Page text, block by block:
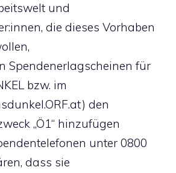
und
die dieses Vorhaben
Spendenerlagscheinen für
bzw. im
den
„Ö1“ hinzufügen
unter 0800
dass sie